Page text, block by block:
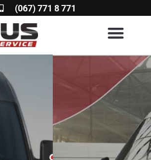
(067) 771 8 771
SERVICE 777